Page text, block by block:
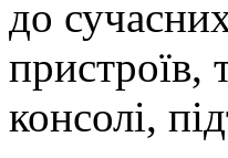
до
пристроїв,
консолі,